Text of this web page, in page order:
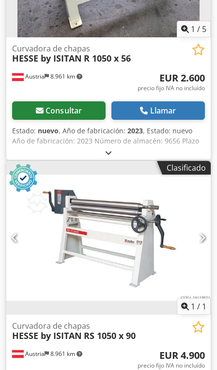
1 / 5
Austria 8.961 km
Curvadora de chapas
HESSE by ISITAN R 1050 x 56
EUR 2.600
precio fijo IVA no incluído
Consultar Llamar
Estado: nuevo, Año de fabricación: 2023, Estado: nuevo
Año de fabricación: 2023 Número de almacén: 9656 Plazo
de entrega: inmediato, sujeto a disponibilidad País de
origen: Turquía Precio: 2600 € Producto más vendido: 1 En
stock: 1 Longitud de curvado: 1050 mm Capacidad máxima
de curvado - acero estructural: 1 mm Diámetro del rodillo
superior: 56 mm Longitud: 1400 mm Cedpfx Acjwira Ue
Ueha Anchura: 700 mm Altura: 1120 mm Peso: 185 kg 3
rodillos Disposición asimétrica de los rodillos - con
precurvado Ranuras para el alimentador de hilo en los
rodillos inferior y trasero Ajuste del rodillo inferior
mediante palanca central - con preengranaje de rueda
Estructura base Manual de instrucciones en ALEMÁN o
Clasificado
1 / 1
Austria 8.961 km
Curvadora de chapas
HESSE by ISITAN RS 1050 x 90
EUR 4.900
precio fijo IVA no incluído